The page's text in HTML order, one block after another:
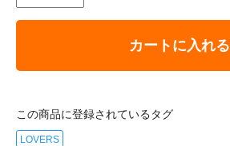
カートに入れる
この商品に登録されているタグ
LOVERS